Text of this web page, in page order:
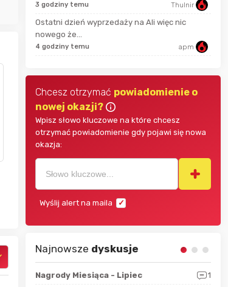
3 godziny temu Thulnir
Ostatni dzień wyprzedaży na Ali więc nic
nowego że...
4 godziny temu apm
Chcesz otrzymać powiadomienie o
nowej okazji?
Wpisz słowo kluczowe na które chcesz
otrzymać powiadomienie gdy pojawi się nowa
okazja:
Wyślij alert na maila
Najnowsze dyskusje
Nagrody Miesiąca - Lipiec
1